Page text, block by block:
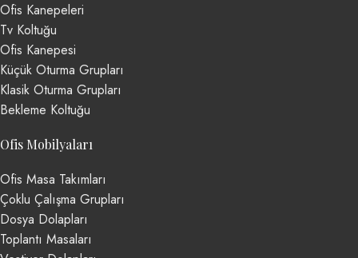
Ofis Kanepeleri
Tv Koltuğu
Ofis Kanepesi
Küçük Oturma Grupları
Klasik Oturma Grupları
Bekleme Koltuğu
Ofis Mobilyaları
Ofis Masa Takımları
Çoklu Çalışma Grupları
Dosya Dolapları
Toplantı Masaları